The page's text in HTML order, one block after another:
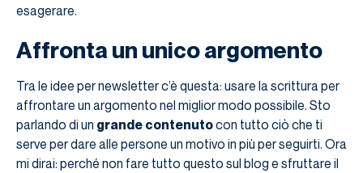
esagerare.
Affronta un unico argomento
Tra le idee per newsletter c’è questa: usare la scrittura per
affrontare un argomento nel miglior modo possibile. Sto
parlando di un grande contenutocon tutto ciò che ti
serve per dare alle persone un motivo in più per seguirti. Ora
mi dirai: perché non fare tutto questo sul blog e sfruttare il